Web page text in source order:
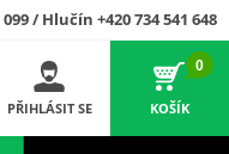
/ Hlučín +420 734 541 648
PŘIHLÁSIT SE
0
KOŠÍK